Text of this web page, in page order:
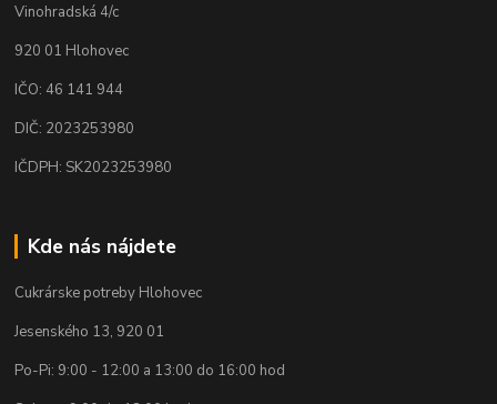
Vinohradská 4/c
920 01 Hlohovec
IČO: 46 141 944
DIČ: 2023253980
IČDPH: SK2023253980
Kde nás nájdete
Cukrárske potreby Hlohovec
Jesenského 13, 920 01
Po-Pi: 9:00 - 12:00 a 13:00 do 16:00 hod